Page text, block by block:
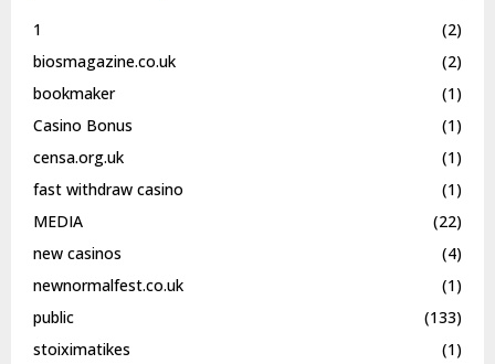
1
(2)
biosmagazine.co.uk
(2)
bookmaker
(1)
Casino Bonus
(1)
censa.org.uk
(1)
fast withdraw casino
(1)
MEDIA
(22)
new casinos
(4)
newnormalfest.co.uk
(1)
public
(133)
stoiximatikes
(1)